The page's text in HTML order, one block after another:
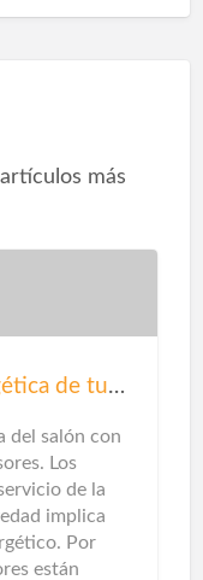
más
Mejora la eficiencia energética de tu salón
del salón con
Los
de la
implica
Por
están